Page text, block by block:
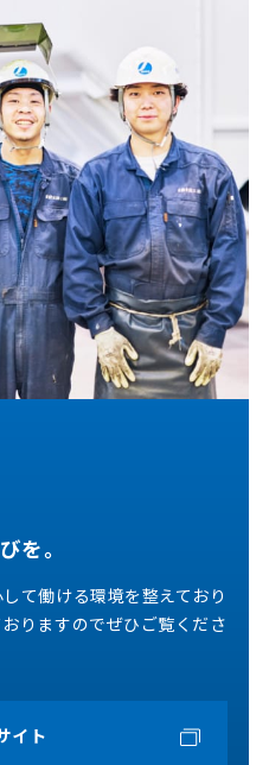
を。
て働ける環境を整えており
りますのでぜひご覧くださ
イト